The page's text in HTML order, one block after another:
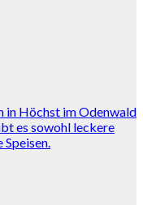
in Höchst im Odenwald
es sowohl leckere
Speisen.